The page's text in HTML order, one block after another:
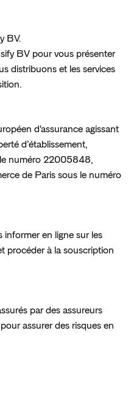
Quel assureur
?
Pro
notre offre
plus
BV.
BV pour vous présenter
distribuons et les services
d'assurance agissant
d’établissement,
le numéro 22005848,
de Paris sous le numéro
informer en ligne sur les
procéder à la souscription
par des assureurs
assurer des risques en